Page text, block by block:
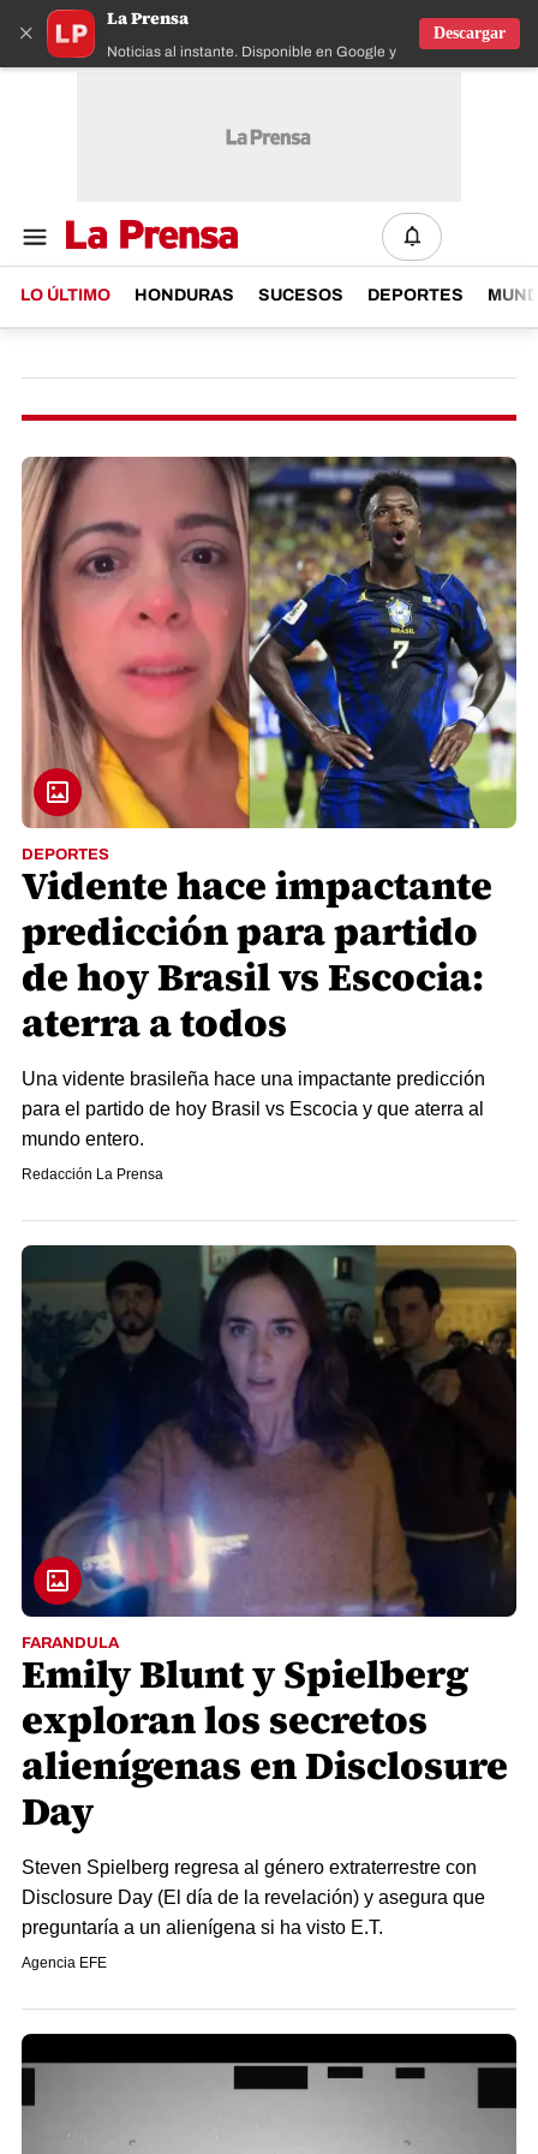
×
La Prensa
Noticias al instante. Disponible en Google y IOS
Descargar
LO ÚLTIMO HONDURAS SUCESOS DEPORTES
DEPORTES
Vidente hace impactante
predicción para partido
de hoy Brasil vs Escocia:
aterra a todos
Una vidente brasileña hace una impactante predicción
para el partido de hoy Brasil vs Escocia y que aterra al
mundo entero.
Redacción La Prensa
FARANDULA
Emily Blunt y Spielberg
exploran los secretos
alienígenas en Disclosure
Day
Steven Spielberg regresa al género extraterrestre con
Disclosure Day (El día de la revelación) y asegura que
preguntaría a un alienígena si ha visto E.T.
Agencia EFE